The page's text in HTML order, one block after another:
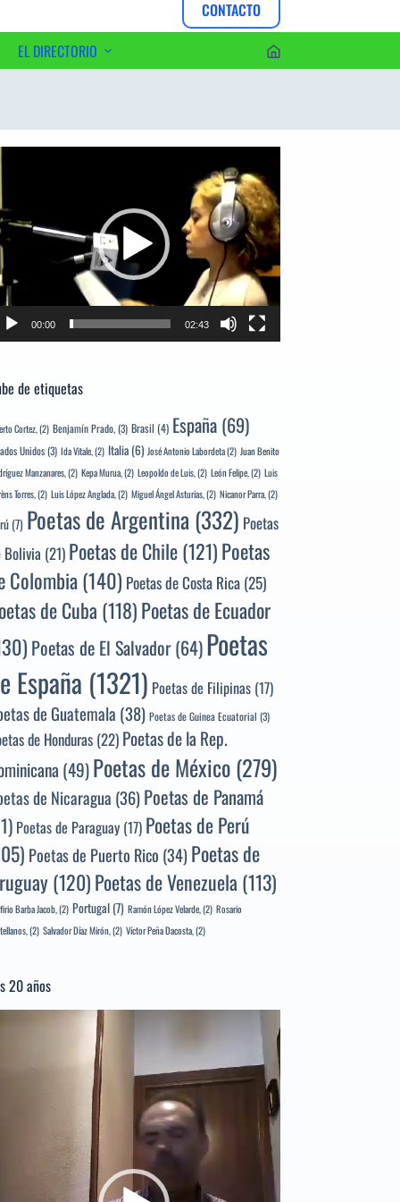
CONTACTO
EL DIRECTORIO
00:00 02:43
de etiquetas
Cortez,(2) Benjamín Prado,(3) Brasil (4) España (69)
Unidos(3) Ida Vitale,(2) Italia (6) José Antonio Labordeta(2) Juan Benito
Manzanares,(2) Kepa Murua,(2) Leopoldo de Luis,(2) León Felipe,(2) Luis
Torres,(2) Luis López Anglada,(2) Miguel Ángel Asturias,(2) Nicanor Parra,(2)
(7) Poetas de Argentina(332) Poetas
Bolivia(21) Poetas de Chile(121)Poetas
Colombia(140) Poetas de Costa Rica(25)
de Cuba (118)Poetas de Ecuador
Poetas de El Salvador(64)Poetas
España (1321) Poetas de Filipinas (17)
de Guatemala (38) Poetas de Guinea Ecuatorial (3)
de Honduras(22) Poetas de la Rep.
(49)Poetas de México(279)
de Nicaragua (36) Poetas de Panamá
Poetas de Paraguay (17) Poetas de Perú
Poetas de Puerto Rico (34) Poetas de
(120)Poetas de Venezuela (113)
Barba Jacob,(2) Portugal (7) Ramón López Velarde,(2) Rosario
(2) Salvador Díaz Mirón,(2) Víctor Peña Dacosta,(2)
20 años